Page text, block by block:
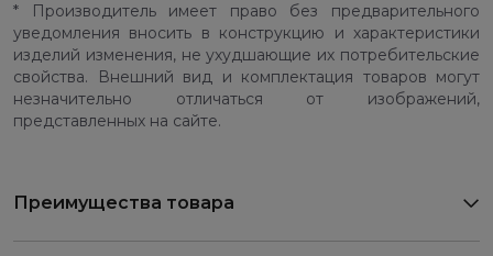
* Производитель имеет право без предварительного
уведомления вносить в конструкцию и характеристики
изделий изменения, не ухудшающие их потребительские
свойства. Внешний вид и комплектация товаров могут
незначительно отличаться от изображений,
представленных на сайте.
Преимущества товара